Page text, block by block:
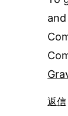
返信